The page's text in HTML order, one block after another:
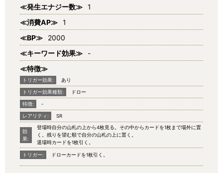
≪発生エナジー数≫ 1
≪消費AP≫ 1
≪BP≫
2000
≪キーワード効果≫
-
≪特徴≫
トリガー効果: あり
トリガー効果種類: ドロー
特徴: -
レアリティ: SR
効
果:
登場時自分の山札の上から4枚見る。その中からカードを1枚まで場外に置
く。残りを望む順で自分の山札の上に置く。
退場時カードを1枚引く。
トリガー: ドローカードを1枚引く。